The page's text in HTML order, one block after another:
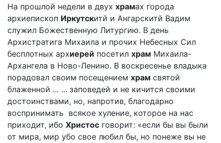
На прошлой недели в двух храмах города
архиепископ Иркутскитй и Ангарскитй Вадим
служил Божественную Литургию. В день
Архистратига Михаила и прочих Небесных Сил
бесплотных архиерей посетил храм Михаила-
Архангела в Ново-Ленино. В воскресенье владыка
порадовал своим посещением храм святой
блаженной ... ... заповедей и не кичится своими
достоинствами, но, напротив, благодарно
воспринимать всякое хуление, которое на нас
приходит, ибо Христос говорит: «если бы вы были
от мира, мир убо свое любил бы, но понеже вы не